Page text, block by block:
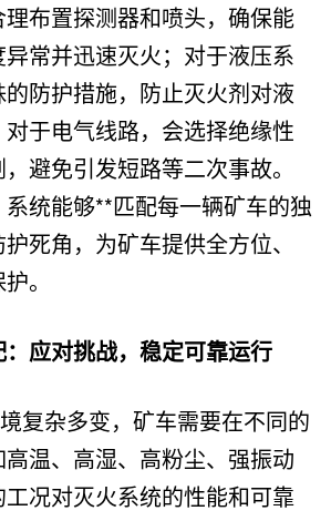
布置探测器和喷头，确保能
常并迅速灭火；对于液压系
防护措施，防止灭火剂对液
于电气线路，会选择绝缘性
避免引发短路等二次事故。
统能够**匹配每一辆矿车的独
死角，为矿车提供全方位、
。
应对挑战，稳定可靠运行
复杂多变，矿车需要在不同的
温、高湿、高粉尘、强振动
况对灭火系统的性能和可靠